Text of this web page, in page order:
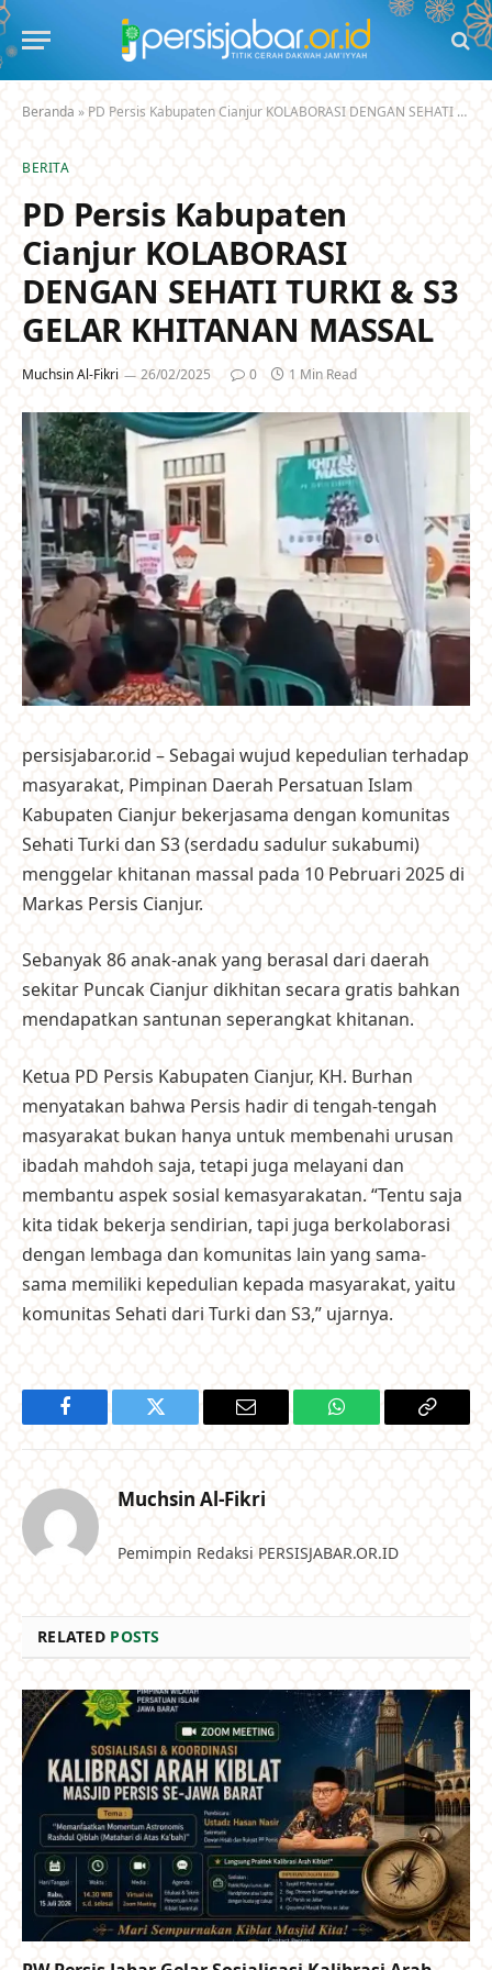
Beranda » PD Persis Kabupaten Cianjur KOLABORASI DENGAN SEHATI TURKI & S3 GELAR KHITANAN MASSAL
BERITA
PD Persis Kabupaten
Cianjur KOLABORASI
DENGAN SEHATI TURKI & S3
GELAR KHITANAN MASSAL
Muchsin Al-Fikri 26/02/2025 0 1 Min Read
persisjabar.or.id – Sebagai wujud kepedulian terhadap
masyarakat, Pimpinan Daerah Persatuan Islam
Kabupaten Cianjur bekerjasama dengan komunitas
Sehati Turki dan S3 (serdadu sadulur sukabumi)
menggelar khitanan massal pada 10 Pebruari 2025 di
Markas Persis Cianjur.
Sebanyak 86 anak-anak yang berasal dari daerah
sekitar Puncak Cianjur dikhitan secara gratis bahkan
mendapatkan santunan seperangkat khitanan.
Ketua PD Persis Kabupaten Cianjur, KH. Burhan
menyatakan bahwa Persis hadir di tengah-tengah
masyarakat bukan hanya untuk membenahi urusan
ibadah mahdoh saja, tetapi juga melayani dan
membantu aspek sosial kemasyarakatan. “Tentu saja
kita tidak bekerja sendirian, tapi juga berkolaborasi
dengan lembaga dan komunitas lain yang sama-
sama memiliki kepedulian kepada masyarakat, yaitu
komunitas Sehati dari Turki dan S3,” ujarnya.
Facebook Twitter Email WhatsApp Copy
Muchsin Al-Fikri
Pemimpin Redaksi PERSISJABAR.OR.ID
RELATED POSTS